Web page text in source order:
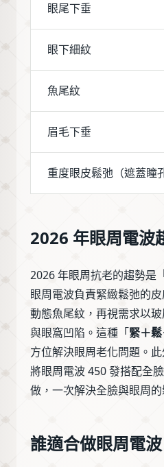
眼尾下垂
眼下細紋
魚尾紋
眉毛下垂
重度眼皮鬆弛（遮蓋瞳孔
2026 年眼周電波
2026 年眼周抗老的趨勢是
眼周電波負責緊緻鬆弛的
動態魚尾紋，再視需求以
與眼窩凹陷。這種「緊＋
方位解決眼周老化問題。
將眼周電波 450 發搭配全
做，一次解決全臉與眼周的
誰適合做眼周電波